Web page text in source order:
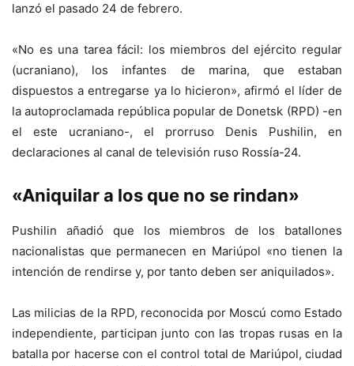
lanzó el pasado 24 de febrero.
«No es una tarea fácil: los miembros del ejército regular
(ucraniano), los infantes de marina, que estaban
dispuestos a entregarse ya lo hicieron», afirmó el líder de
la autoproclamada república popular de Donetsk (RPD) -en
el este ucraniano-, el prorruso Denis Pushilin, en
declaraciones al canal de televisión ruso Rossía-24.
«Aniquilar a los que no se rindan»
Pushilin añadió que los miembros de los batallones
nacionalistas que permanecen en Mariúpol «no tienen la
intención de rendirse y, por tanto deben ser aniquilados».
Las milicias de la RPD, reconocida por Moscú como Estado
independiente, participan junto con las tropas rusas en la
batalla por hacerse con el control total de Mariúpol, ciudad